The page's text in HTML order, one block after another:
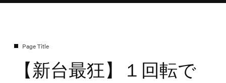
【新台最狂】１回転で